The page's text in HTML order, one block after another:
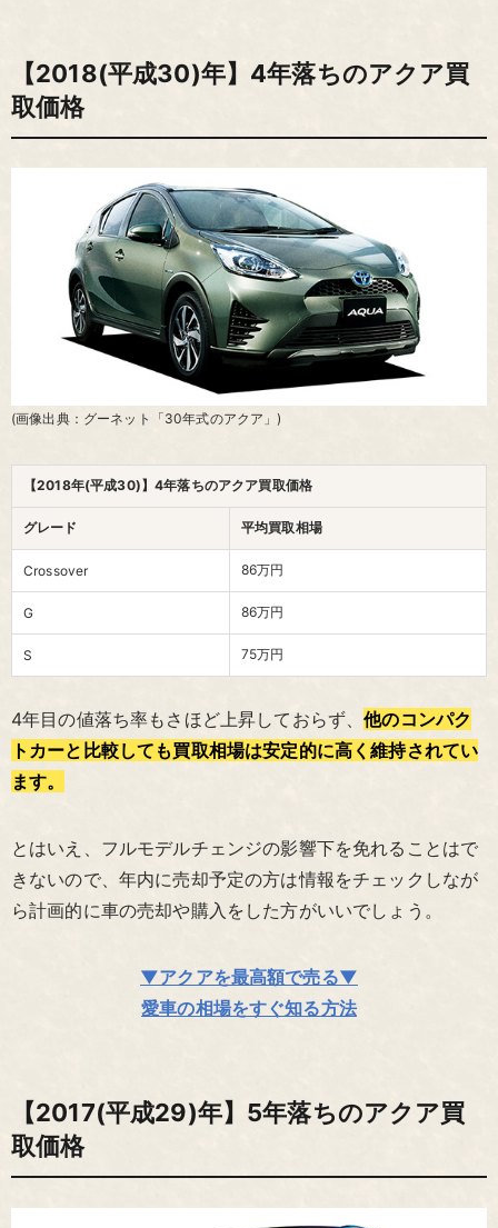
【2018(平成30)年】4年落ちのアクア買
取価格
(画像出典：グーネット「30年式のアクア」)
【2018年(平成30)】4年落ちのアクア買取価格
グレード 平均買取相場
Crossover 86万円
G 86万円
S 75万円
4年目の値落ち率もさほど上昇しておらず、他のコンパク
トカーと比較しても買取相場は安定的に高く維持されてい
ます。
とはいえ、フルモデルチェンジの影響下を免れることはで
きないので、年内に売却予定の方は情報をチェックしなが
ら計画的に車の売却や購入をした方がいいでしょう。
▼アクアを最高額で売る▼
愛車の相場をすぐ知る方法
【2017(平成29)年】5年落ちのアクア買
取価格